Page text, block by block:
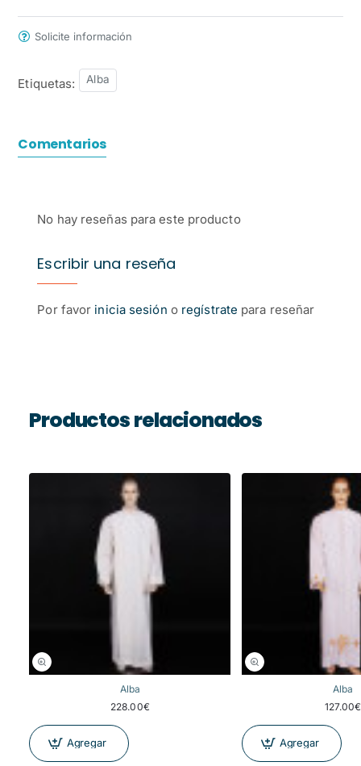
Solicite información
Etiquetas: Alba
Comentarios
No hay reseñas para este producto
Escribir una reseña
Por favor inicia sesión o regístrate para reseñar
Productos relacionados
Alba
228.00€
Agregar
Alba
127.00€
Agregar